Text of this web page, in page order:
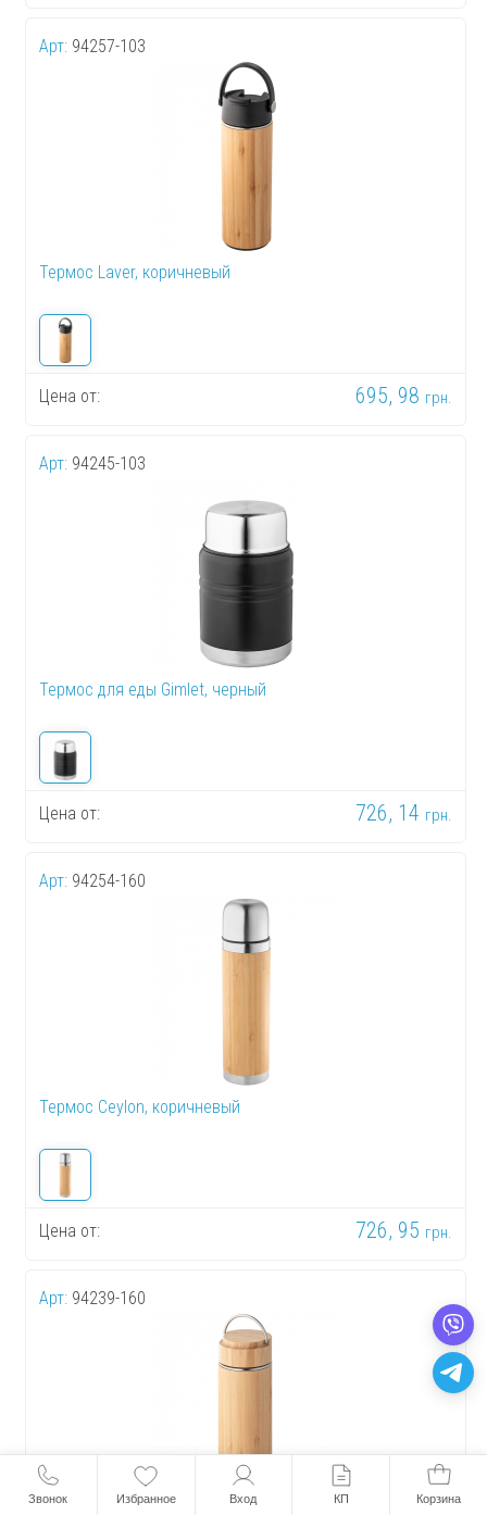
Звонок Избранное Вход КП Корзина
Арт: 94257-103
Термос Laver, коричневый
Цена от: 695, 98 грн.
Арт: 94245-103
Термос для еды Gimlet, черный
Цена от: 726, 14 грн.
Арт: 94254-160
Термос Ceylon, коричневый
Цена от: 726, 95 грн.
Арт: 94239-160